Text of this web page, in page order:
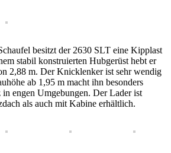
besitzt der 2630 SLT eine Kipplast
stabil konstruierten Hubgerüst hebt er
2,88 m. Der Knicklenker ist sehr wendig
ab 1,95 m macht ihn besonders
in engen Umgebungen. Der Lader ist
als auch mit Kabine erhältlich.